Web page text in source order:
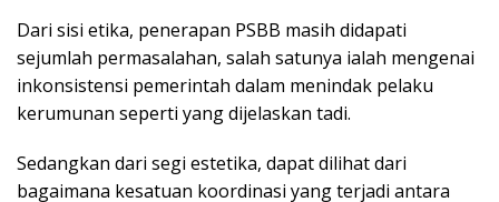
Dari sisi etika, penerapan PSBB masih didapati
sejumlah permasalahan, salah satunya ialah mengenai
inkonsistensi pemerintah dalam menindak pelaku
kerumunan seperti yang dijelaskan tadi.
Sedangkan dari segi estetika, dapat dilihat dari
bagaimana kesatuan koordinasi yang terjadi antara